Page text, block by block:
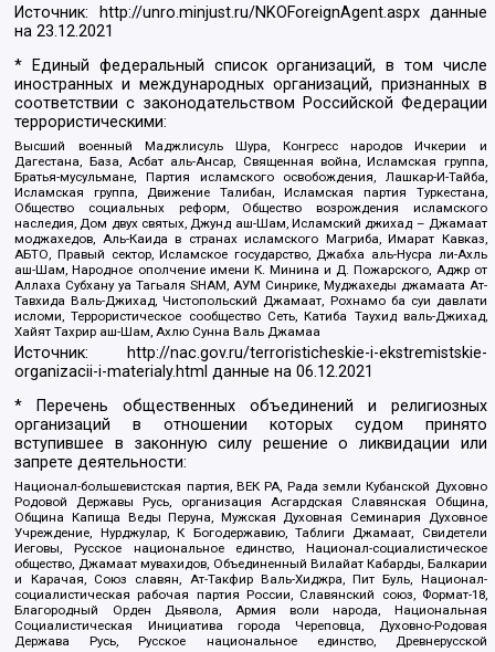
Источник: http://unro.minjust.ru/NKOForeignAgent.aspxданные
на23.12.2021
* Единый федеральный список организаций, в том числе
иностранных и международных организаций, признанных в
соответствии с законодательством Российской Федерации
террористическими:
Высший военный Маджлисуль Шура, Конгресс народов Ичкерии и
Дагестана, База, Асбат аль-Ансар, Священная война, Исламская группа,
Братья-мусульмане, Партия исламского освобождения, Лашкар-И-Тайба,
Исламская группа, Движение Талибан, Исламская партия Туркестана,
Общество социальных реформ, Общество возрождения исламского
наследия, Дом двух святых, Джунд аш-Шам, Исламский джихад – Джамаат
моджахедов, Аль-Каида в странах исламского Магриба, Имарат Кавказ,
АБТО, Правый сектор, Исламское государство, Джабха аль-Нусра ли-Ахль
аш-Шам, Народное ополчение имени К. Минина и Д. Пожарского, Аджр от
Аллаха Субхану уа Тагьаля SHAM, АУМ Синрике, Муджахеды джамаата Ат-
Тавхида Валь-Джихад, Чистопольский Джамаат, Рохнамо ба суи давлати
исломи, Террористическое сообщество Сеть, Катиба Таухид валь-Джихад,
Хайят Тахрир аш-Шам, Ахлю Сунна Валь Джамаа
Источник:
http://nac.gov.ru/terroristicheskie-i-ekstremistskie-
organizacii-i-materialy.html данные на06.12.2021
* Перечень общественных объединений и религиозных
организаций в отношении которых судом принято
вступившее в законную силу решение о ликвидации или
запрете деятельности:
Национал-большевистская партия, ВЕК РА, Рада земли Кубанской Духовно
Родовой Державы Русь, организация Асгардская Славянская Община,
Община Капища Веды Перуна, Мужская Духовная Семинария Духовное
Учреждение, Нурджулар, К Богодержавию, Таблиги Джамаат, Свидетели
Иеговы, Русское национальное единство, Национал-социалистическое
общество, Джамаат мувахидов, Объединенный Вилайат Кабарды, Балкарии
и Карачая, Союз славян, Ат-Такфир Валь-Хиджра, Пит Буль, Национал-
социалистическая рабочая партия России, Славянский союз, Формат-18,
Благородный Орден Дьявола, Армия воли народа, Национальная
Социалистическая Инициатива города Череповца, Духовно-Родовая
Держава Русь, Русское национальное единство, Древнерусской